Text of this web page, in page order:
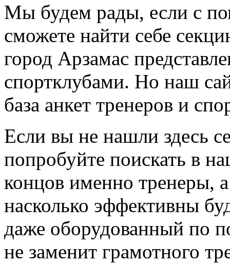
Мы будем рады, если с
сможете найти себе
город Арзамас
спортклубами. Но наш
база анкет тренеров и
Если вы не нашли здесь
попробуйте поискать в
концов именно тренеры,
насколько эффективны
даже оборудованный по
не заменит грамотного